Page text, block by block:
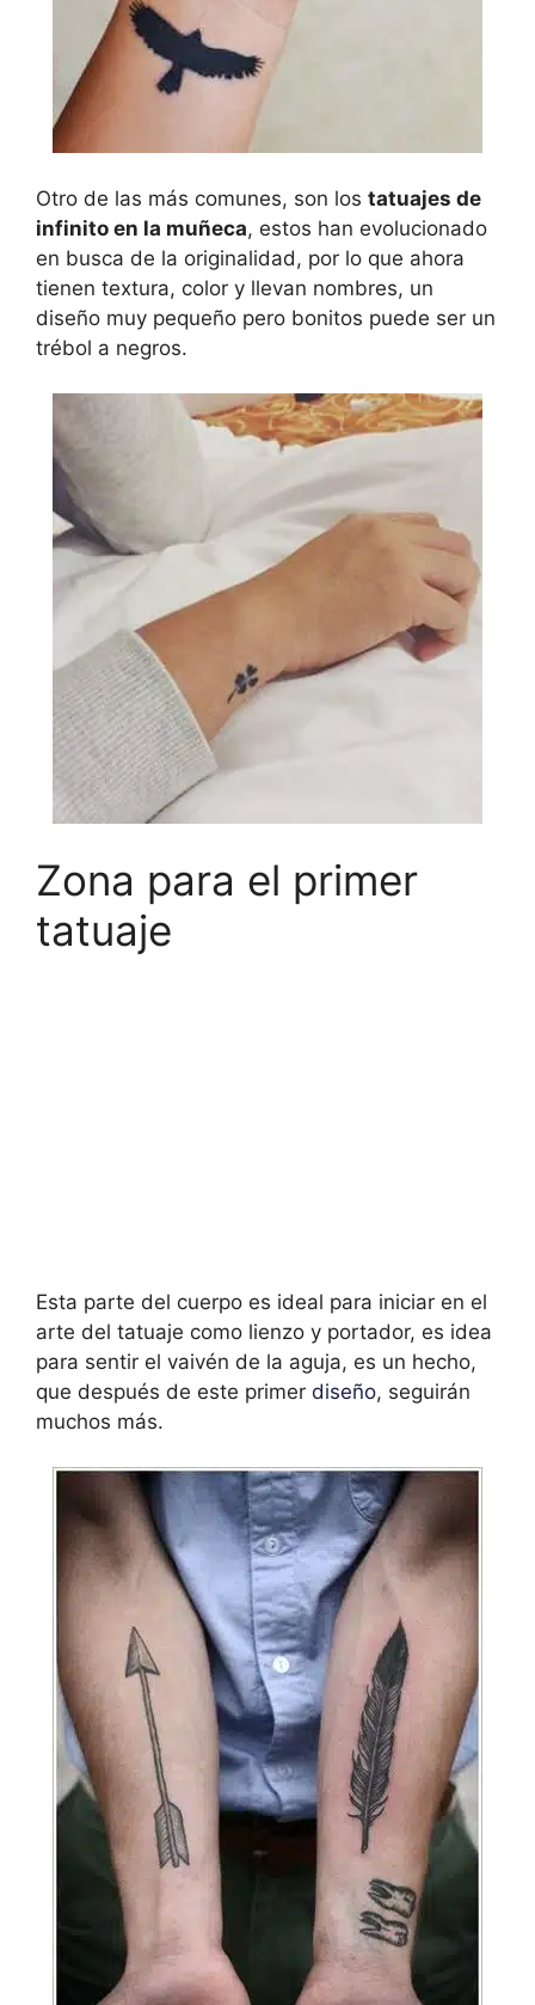
Otro de las más comunes, son los tatuajes de
infinito en la muñeca, estos han evolucionado
en busca de la originalidad, por lo que ahora
tienen textura, color y llevan nombres, un
diseño muy pequeño pero bonitos puede ser un
trébol a negros.
Zona para el primer
tatuaje
Esta parte del cuerpo es ideal para iniciar en el
arte del tatuaje como lienzo y portador, es idea
para sentir el vaivén de la aguja, es un hecho,
que después de este primer diseño, seguirán
muchos más.